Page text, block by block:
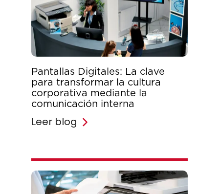
Pantallas Digitales: La clave
para transformar la cultura
corporativa mediante la
comunicación interna
Leer blog